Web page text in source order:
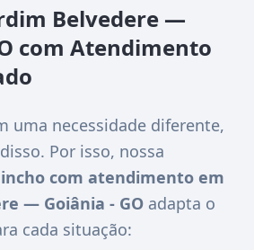
Belvedere —
com Atendimento
uma necessidade diferente,
Por isso, nossa
com atendimento em
— Goiânia - GO adapta o
cada situação: